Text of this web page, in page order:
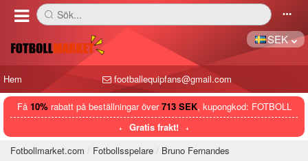
󰅼 Sök... 󰄒
SEK
Hem footballequipfans@gmail.com
Få 10%rabatt på beställningar över713 SEK, kupongkod: FOTBOLL
Gratis frakt!
Fotbollmarket.com
Fotbollsspelare Bruno Fernandes